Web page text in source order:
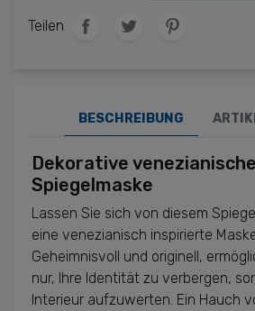
Teilen
BESCHREIBUNG
Dekorative venezianische
Spiegelmaske
Lassen Sie sich von diesem
eine venezianisch inspirierte
Geheimnisvoll und originell,
nur, Ihre Identität zu verbergen,
Interieur aufzuwerten. Ein Hauch